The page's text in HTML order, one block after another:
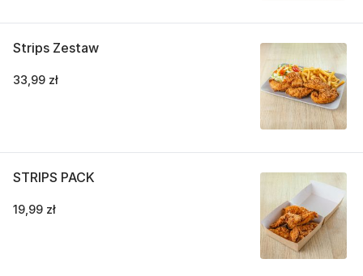
Strips Zestaw
33,99 zł
STRIPS PACK
19,99 zł